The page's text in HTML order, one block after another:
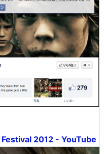
Festival 2012 - YouTube